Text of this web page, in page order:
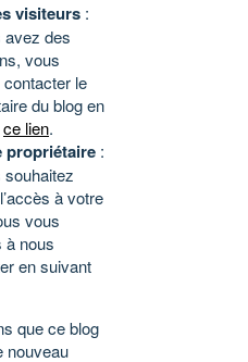
visiteurs :
avez des
vous
le
du blog en
ce lien.
propriétaire :
à votre
vous
à nous
en suivant
que ce blog
nouveau